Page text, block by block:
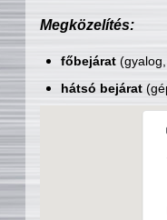
Megközelítés:
főbejárat(gyalog,
hátsó bejárat